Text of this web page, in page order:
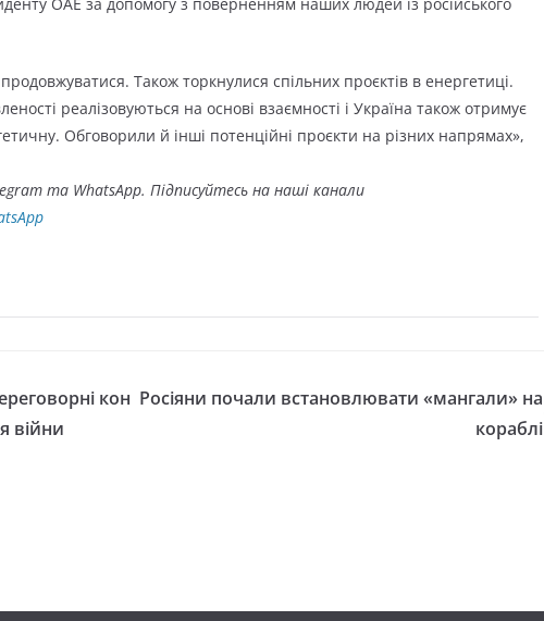
Також торкнулися спільних проєктів в енергетиці.
реалізовуються на основі взаємності і Україна також отримує
Обговорили й інші потенційні проєкти на різних напрямах»,
та WhatsApp. Підписуйтесь на наші канали
кон
війни
Росіяни почали встановлювати «мангали» на
кораблі